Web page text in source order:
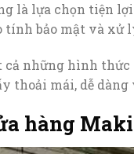
là lựa chọn tiện
tính bảo mật và xử
cả những hình thức
thoải mái, dễ
hàng